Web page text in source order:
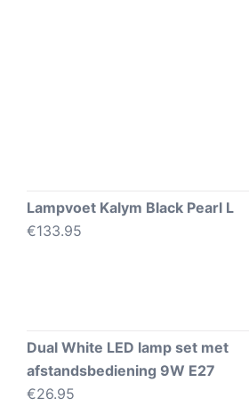
Lampvoet Kalym Black Pearl L
€133.95
Dual White LED lamp set met
afstandsbediening 9W E27
€26.95